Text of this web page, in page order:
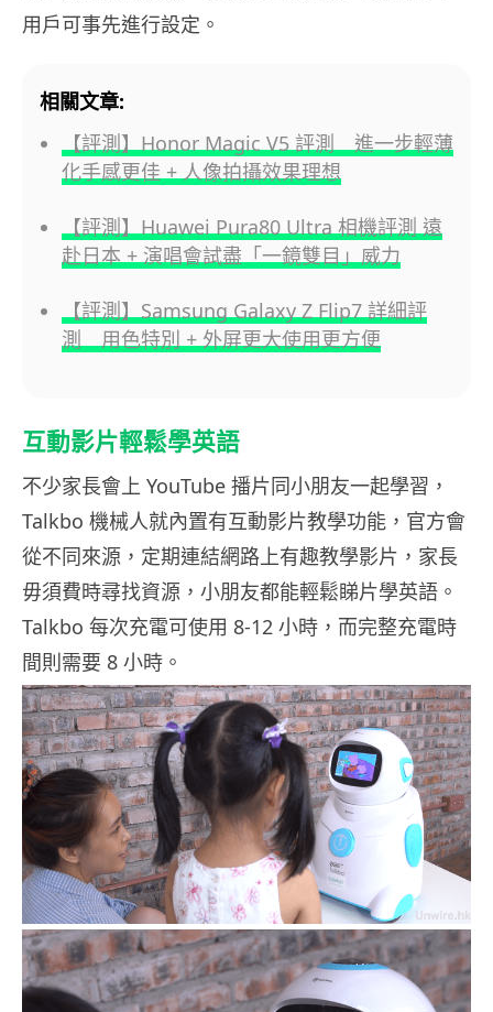
用戶可事先進行設定。
相關文章:
【評測】Honor Magic V5 評測 進一步輕薄
化手感更佳 + 人像拍攝效果理想
【評測】Huawei Pura80 Ultra 相機評測 遠
赴日本 + 演唱會試盡「一鏡雙目」威力
【評測】Samsung Galaxy Z Flip7 詳細評
測 用色特別 + 外屏更大使用更方便
互動影片輕鬆學英語
不少家長會上 YouTube 播片同小朋友一起學習，
Talkbo 機械人就內置有互動影片教學功能，官方會
從不同來源，定期連結網路上有趣教學影片，家長
毋須費時尋找資源，小朋友都能輕鬆睇片學英語。
Talkbo 每次充電可使用 8-12 小時，而完整充電時
間則需要 8 小時。